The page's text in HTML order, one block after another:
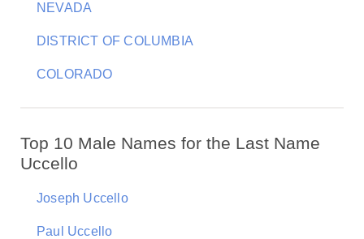
NEVADA
DISTRICT OF COLUMBIA
COLORADO
Top 10 Male Names for the Last Name
Uccello
Joseph Uccello
Paul Uccello